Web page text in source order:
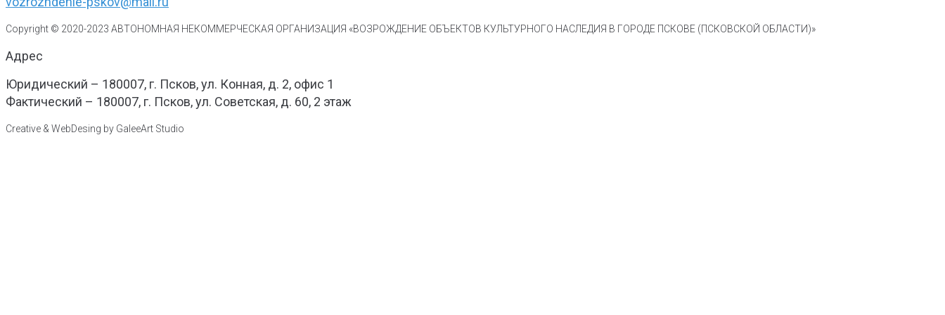
Copyright © 2020-2023 АВТОНОМНАЯ НЕКОММЕРЧЕСКАЯ ОРГАНИЗАЦИЯ «ВОЗРОЖДЕНИЕ ОБЪЕКТОВ КУЛЬТУРНОГО НАСЛЕДИЯ В ГОРОДЕ ПСКОВЕ (ПСКОВСКОЙ ОБЛАСТИ)»
Адрес
Юридический – 180007, г. Псков, ул. Конная, д. 2, офис 1
Фактический – 180007, г. Псков, ул. Советская, д. 60, 2 этаж
Creative & WebDesing by GaleeArt Studio